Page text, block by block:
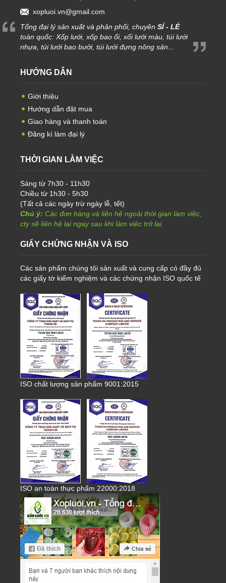
xopluoi.vn@gmail.com
Tổng đại lý sản xuất và phân phối, chuyên SỈ - LẺ
toàn quốc: Xốp lưới, xốp bao ổi, xối lưới màu, túi lưới
nhựa, túi lưới bao bưởi, túi lưới đựng nông sản...
HƯỚNG DẪN
Giới thiệu
Hướng dẫn đặt mua
Giao hàng và thanh toán
Đăng kí làm đại lý
THỜI GIAN LÀM VIỆC
Sáng từ 7h30 - 11h30
Chiều từ 1h30 - 5h30
(Tất cả các ngày trừ ngày lễ, tết)
Chú ý: Các đơn hàng và liên hệ ngoài thời gian làm việc,
cty sẽ liên hệ lại ngay sau khi làm việc trở lại.
GIẤY CHỨNG NHẬN VÀ ISO
Các sản phẩm chúng tôi sản xuất và cung cấp có đầy đủ
các giấy tờ kiểm nghiệm và các chứng nhận ISO quốc tế
ISO chất lượng sản phẩm 9001:2015
ISO an toàn thực phẩm 22000:2018